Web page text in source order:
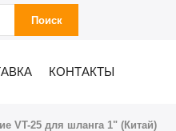
Поиск
КОНТАКТЫ
VT-25 для шланга 1" (Китай)